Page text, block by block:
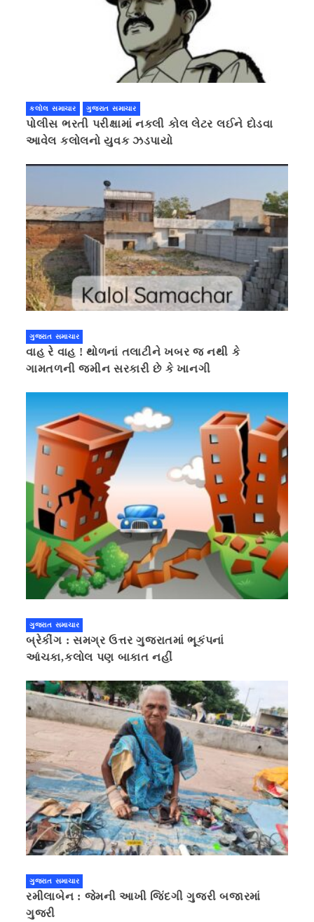
કલોલ સમાચાર ગુજરાત સમાચાર
પોલીસ ભરતી પરીક્ષામાં નકલી કોલ લેટર લઈને દોડવા
આવેલ કલોલનો યુવક ઝડપાયો
ગુજરાત સમાચાર
વાહ રે વાહ ! થોળનાં તલાટીને ખબર જ નથી કે
ગામતળની જમીન સરકારી છે કે ખાનગી
ગુજરાત સમાચાર
બ્રેકીંગ : સમગ્ર ઉત્તર ગુજરાતમાં ભૂકંપનાં
આંચકા,કલોલ પણ બાકાત નહીં
ગુજરાત સમાચાર
રમીલાબેન : જેમની આખી જિંદગી ગુજરી બજારમાં
ગુજરી